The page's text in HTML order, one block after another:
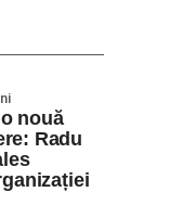
nouă
Radu